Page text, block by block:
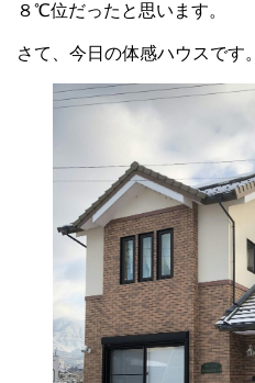
８℃位だったと思います。
さて、今日の体感ハウスです。